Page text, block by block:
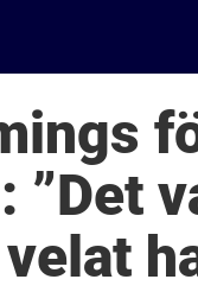
”Det